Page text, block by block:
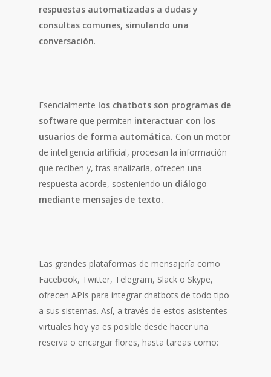
respuestas automatizadas a dudas y
consultas comunes, simulando una
conversación.
Esencialmente los chatbots son programas de
software que permiten interactuar con los
usuarios de forma automática. Con un motor
de inteligencia artificial, procesan la información
que reciben y, tras analizarla, ofrecen una
respuesta acorde, sosteniendo un diálogo
mediante mensajes de texto.
Las grandes plataformas de mensajería como
Facebook, Twitter, Telegram, Slack o Skype,
ofrecen APIs para integrar chatbots de todo tipo
a sus sistemas. Así, a través de estos asistentes
virtuales hoy ya es posible desde hacer una
reserva o encargar flores, hasta tareas como: